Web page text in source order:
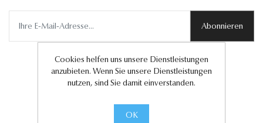
Abonnieren
Cookies helfen uns unsere Dienstleistungen
anzubieten. Wenn Sie unsere Dienstleistungen
nutzen, sind Sie damit einverstanden.
OK